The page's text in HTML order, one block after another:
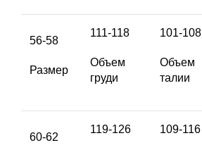
56-58
Размер
111-118
Объем
груди
101-108
Объем
талии
60-62
119-126 109-116